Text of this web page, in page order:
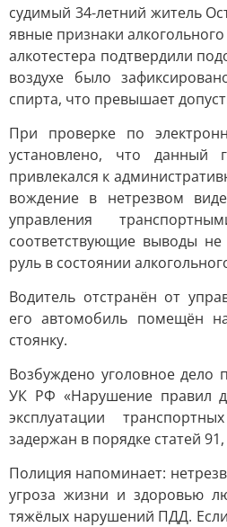
судимый 34-летний житель
явные признаки
алкотестера подтвердили
воздухе было
спирта, что превышает
При проверке по
установлено, что данный
привлекался к
вождение в нетрезвом
управления
соответствующие выводы
руль в состоянии
Водитель отстранён от
его автомобиль помещён
стоянку.
Возбуждено уголовное дело
УК РФ «Нарушение правил
эксплуатации
задержан в порядке статей
Полиция напоминает:
угроза жизни и здоровью
тяжёлых нарушений ПДД.